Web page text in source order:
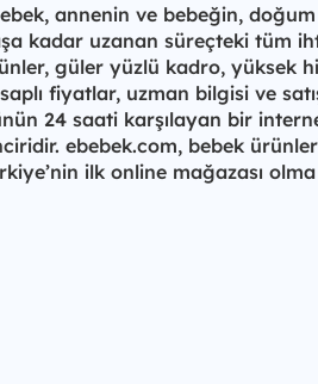
annenin ve bebeğin,
kadar uzanan süreçteki tüm
güler yüzlü kadro, yüksek
fiyatlar, uzman bilgisi ve
24 saati karşılayan bir
ebebek.com, bebek
ilk online mağazası